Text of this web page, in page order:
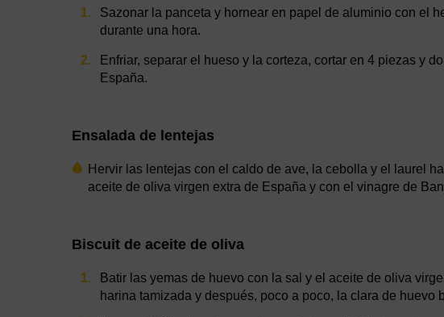
Sazonar la panceta y hornear en papel de aluminio con el
durante una hora.
Enfriar, separar el hueso y la corteza, cortar en 4 piezas y
España.
Ensalada de lentejas
Hervir las lentejas con el caldo de ave, la cebolla y el laurel
aceite de oliva virgen extra de España y con el vinagre de
Biscuit de aceite de oliva
Batir las yemas de huevo con la sal y el aceite de oliva
harina tamizada y después, poco a poco, la clara de huevo